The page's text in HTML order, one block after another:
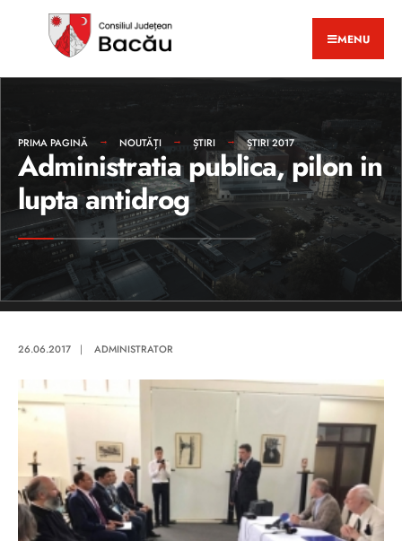
MENU
PRIMA PAGINĂ NOUTĂȚI ȘTIRI ȘTIRI 2017
Administratia publica, pilon in
lupta antidrog
26.06.2017 | ADMINISTRATOR